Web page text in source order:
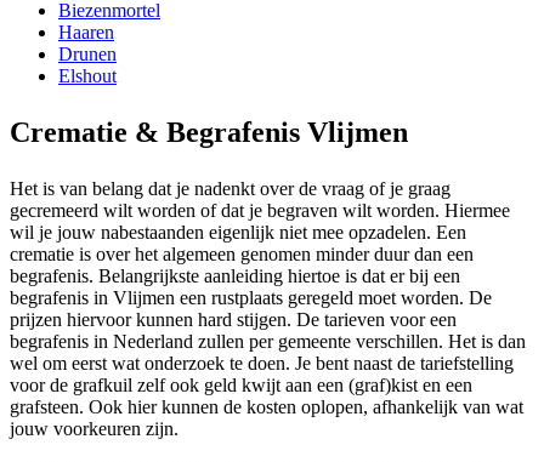
Biezenmortel
Haaren
Drunen
Elshout
Crematie & Begrafenis Vlijmen
Het is van belang dat je nadenkt over de vraag of je graag
gecremeerd wilt worden of dat je begraven wilt worden. Hiermee
wil je jouw nabestaanden eigenlijk niet mee opzadelen. Een
crematie is over het algemeen genomen minder duur dan een
begrafenis. Belangrijkste aanleiding hiertoe is dat er bij een
begrafenis in Vlijmen een rustplaats geregeld moet worden. De
prijzen hiervoor kunnen hard stijgen. De tarieven voor een
begrafenis in Nederland zullen per gemeente verschillen. Het is dan
wel om eerst wat onderzoek te doen. Je bent naast de tariefstelling
voor de grafkuil zelf ook geld kwijt aan een (graf)kist en een
grafsteen. Ook hier kunnen de kosten oplopen, afhankelijk van wat
jouw voorkeuren zijn.